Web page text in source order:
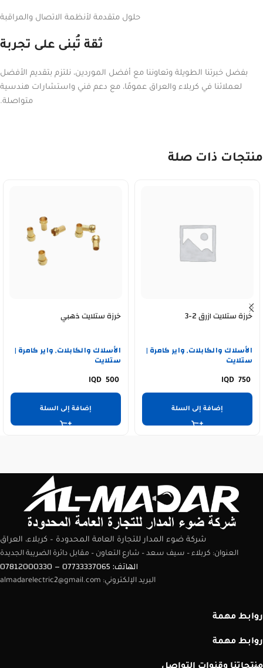
حلول متقدمة لأنظمة الاتصال والمراقبة
ثقة تُبنى على تجربة
بفضل خبرتنا الطويلة وتعاوننا مع أفضل الموردين، نلتزم بتقديم الأفضل
لعملائنا في كربلاء والعراق عمومًا، مع دعم فني واستشارات هندسية
متواصلة.
منتجات ذات صلة
خرزة ستلايت ازرق 2-3
الأسلاك والكابلات, واير كامرة |
ستلايت
750
إضافة إلى السلة
خرزة ستلايت ذهبي
الأسلاك والكابلات, واير كامرة |
ستلايت
500
إضافة إلى السلة
شركة ضوء المدار للتجارة العامة المحدودة – كربلاء، العراق
العنوان: كربلاء – سيف سعد – شارع التعاون – مقابل دائرة الضريبة الجديدة
الهاتف: 07733337065 – 07812000330
البريد الإلكتروني: almadarelectric2@gmail.com
روابط مهمة
روابط مهمة